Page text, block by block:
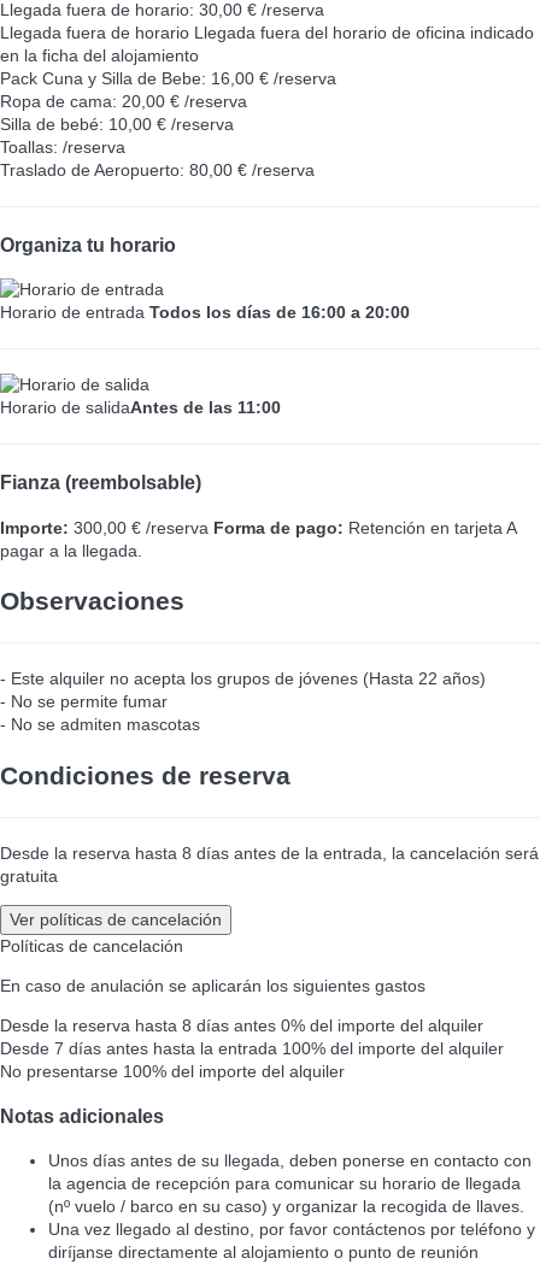
Llegada fuera de horario: 30,00 € /reserva
Llegada fuera de horario Llegada fuera del horario de oficina indicado
en la ficha del alojamiento
Pack Cuna y Silla de Bebe: 16,00 € /reserva
Ropa de cama: 20,00 € /reserva
Silla de bebé: 10,00 € /reserva
Toallas: /reserva
Traslado de Aeropuerto: 80,00 € /reserva
Organiza tu horario
Horario de entrada Todos los días de 16:00 a 20:00
Horario de salidaAntes de las 11:00
Fianza (reembolsable)
Importe: 300,00 € /reserva Forma de pago: Retención en tarjeta A
pagar a la llegada.
Observaciones
- Este alquiler no acepta los grupos de jóvenes (Hasta 22 años)
- No se permite fumar
- No se admiten mascotas
Condiciones de reserva
Desde la reserva hasta 8 días antes de la entrada, la cancelación será
gratuita
Ver políticas de cancelación
Políticas de cancelación
En caso de anulación se aplicarán los siguientes gastos
Desde la reserva hasta 8 días antes 0% del importe del alquiler
Desde 7 días antes hasta la entrada 100% del importe del alquiler
No presentarse 100% del importe del alquiler
Notas adicionales
Unos días antes de su llegada, deben ponerse en contacto con
la agencia de recepción para comunicar su horario de llegada
(nº vuelo / barco en su caso) y organizar la recogida de llaves.
Una vez llegado al destino, por favor contáctenos por teléfono y
diríjanse directamente al alojamiento o punto de reunión